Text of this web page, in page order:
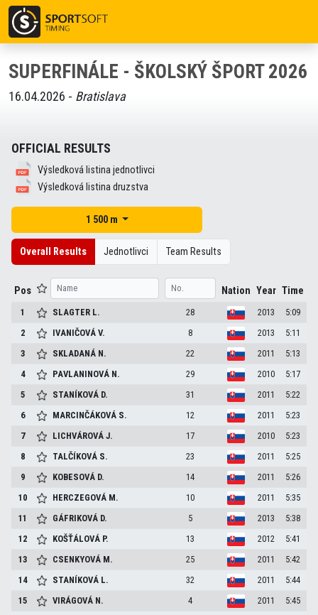
SUPERFINÁLE - ŠKOLSKÝ ŠPORT 2026
16.04.2026 - Bratislava
OFFICIAL RESULTS
Výsledková listina jednotlivci
Výsledková listina druzstva
1 500 m
Overall Results Jednotlivci Team Results
Pos Nation Year Time
1 SLAGTER L. 28 2013
5:09
2
IVANIČOVÁV. 8 2013
5:11
3
SKLADANÁ N. 22 2011
5:13
4
PAVLANINOVÁ N. 29 2010
5:17
5
STANÍKOVÁ D. 31 2011
5:22
6
MARCINČÁKOVÁ S. 12 2011
5:23
7
LICHVÁROVÁJ. 17 2010
5:23
8
TALČÍKOVÁ S. 23 2011
5:25
9
KOBESOVÁ D. 14 2011
5:26
10
HERCZEGOVÁ M. 10 2011
5:35
11
GÁFRIKOVÁ D. 5 2013
5:38
12
KOŠŤÁLOVÁ P. 13 2012
5:41
13
CSENKYOVÁ M. 25 2011
5:42
14
STANÍKOVÁ L. 32 2011
5:44
15
VIRÁGOVÁ N. 4 2011
5:45